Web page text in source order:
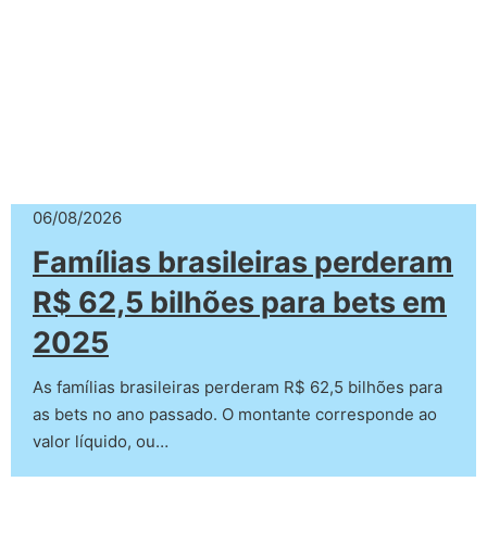
06/08/2026
Famílias brasileiras perderam
R$ 62,5 bilhões para bets em
2025
As famílias brasileiras perderam R$ 62,5 bilhões para
as bets no ano passado. O montante corresponde ao
valor líquido, ou…